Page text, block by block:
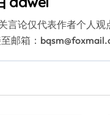
言论仅代表作者个人观
邮箱：